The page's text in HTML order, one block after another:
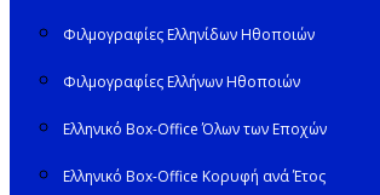
Φιλμογραφίες Ελληνίδων Ηθοποιών
Φιλμογραφίες Ελλήνων Ηθοποιών
Ελληνικό Box-Office Όλων των Εποχών
Ελληνικό Box-Office Κορυφή ανά Έτος